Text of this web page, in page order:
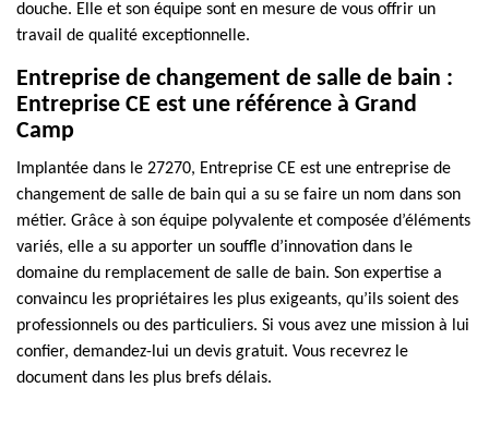
douche. Elle et son équipe sont en mesure de vous offrir un
travail de qualité exceptionnelle.
Entreprise de changement de salle de bain :
Entreprise CE est une référence à Grand
Camp
Implantée dans le 27270, Entreprise CE est une entreprise de
changement de salle de bain qui a su se faire un nom dans son
métier. Grâce à son équipe polyvalente et composée d’éléments
variés, elle a su apporter un souffle d’innovation dans le
domaine du remplacement de salle de bain. Son expertise a
convaincu les propriétaires les plus exigeants, qu’ils soient des
professionnels ou des particuliers. Si vous avez une mission à lui
confier, demandez-lui un devis gratuit. Vous recevrez le
document dans les plus brefs délais.